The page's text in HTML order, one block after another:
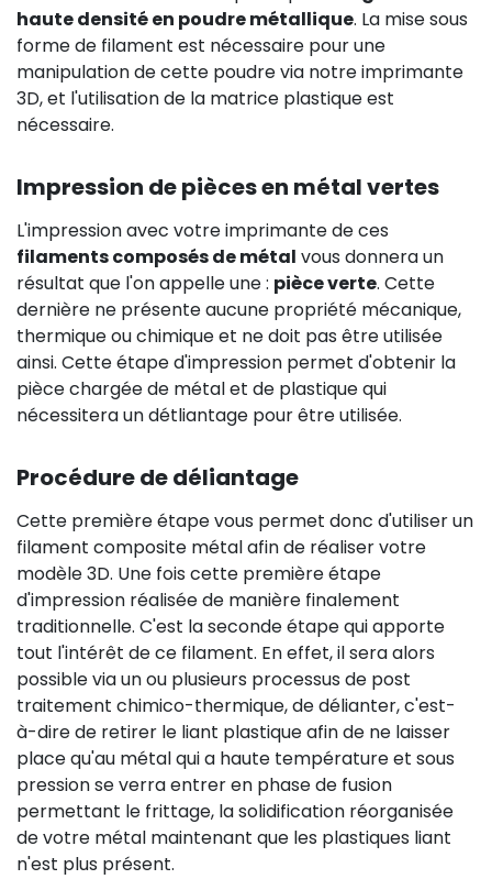
haute densité en poudre métallique. La mise sous
forme de filament est nécessaire pour une
manipulation de cette poudre via notre imprimante
3D, et l'utilisation de la matrice plastique est
nécessaire.
Impression de pièces en métal vertes
L'impression avec votre imprimante de ces
filaments composés de métal vous donnera un
résultat que l'on appelle une : pièce verte. Cette
dernière ne présente aucune propriété mécanique,
thermique ou chimique et ne doit pas être utilisée
ainsi. Cette étape d'impression permet d'obtenir la
pièce chargée de métal et de plastique qui
nécessitera un détliantage pour être utilisée.
Procédure de déliantage
Cette première étape vous permet donc d'utiliser un
filament composite métal afin de réaliser votre
modèle 3D. Une fois cette première étape
d'impression réalisée de manière finalement
traditionnelle. C'est la seconde étape qui apporte
tout l'intérêt de ce filament. En effet, il sera alors
possible via un ou plusieurs processus de post
traitement chimico-thermique, de délianter, c'est-
à-dire de retirer le liant plastique afin de ne laisser
place qu'au métal qui a haute température et sous
pression se verra entrer en phase de fusion
permettant le frittage, la solidification réorganisée
de votre métal maintenant que les plastiques liant
n'est plus présent.